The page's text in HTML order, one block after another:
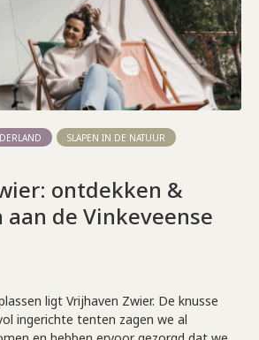
SLAPEN IN DE NATUUR
ontdekken &
de Vinkeveense
ligt Vrijhaven Zwier. De knusse
ingerichte tenten zagen we al